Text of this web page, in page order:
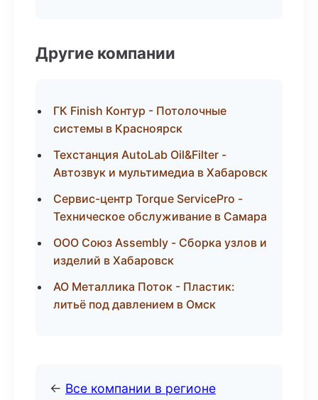
Другие компании
ГК Finish Контур - Потолочные
системы в Красноярск
Техстанция AutoLab Oil&Filter -
Автозвук и мультимедиа в Хабаровск
Сервис-центр Torque ServicePro -
Техническое обслуживание в Самара
ООО Союз Assembly - Сборка узлов и
изделий в Хабаровск
АО Металлика Поток - Пластик:
литьё под давлением в Омск
← Все компании в регионе